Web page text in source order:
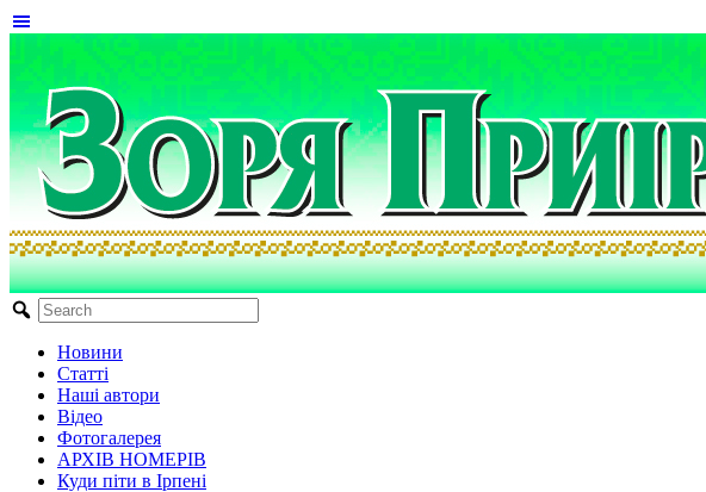
Новини
Статті
Наші автори
Відео
Фотогалерея
АРХІВ НОМЕРІВ
Куди піти в Ірпені